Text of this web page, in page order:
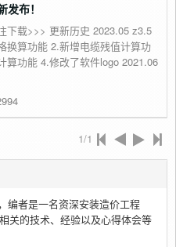
布！
载>>> 更新历史 2023.05 z3.5
换算功能 2.新增电缆残值计算功
算功能 4.修改了软件logo 2021.06
1/1
者是一名资深安装造价工程
关的技术、经验以及心得体会等